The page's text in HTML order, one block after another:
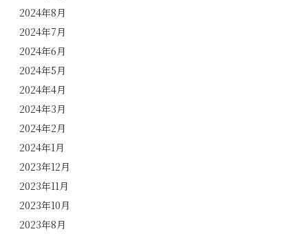
2024年8月
2024年7月
2024年6月
2024年5月
2024年4月
2024年3月
2024年2月
2024年1月
2023年12月
2023年11月
2023年10月
2023年8月